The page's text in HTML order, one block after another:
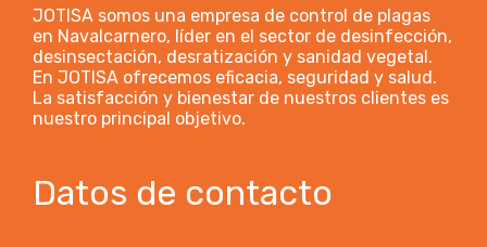
JOTISA somos una empresa de control de plagas
en Navalcarnero, líder en el sector de desinfección,
desinsectación, desratización y sanidad vegetal.
En JOTISA ofrecemos eficacia, seguridad y salud.
La satisfacción y bienestar de nuestros clientes es
nuestro principal objetivo.
Datos de contacto